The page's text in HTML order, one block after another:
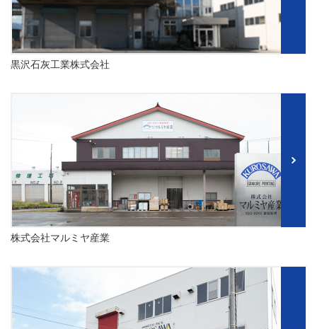
黒沢石灰工業株式会社
株式会社マルミヤ産業